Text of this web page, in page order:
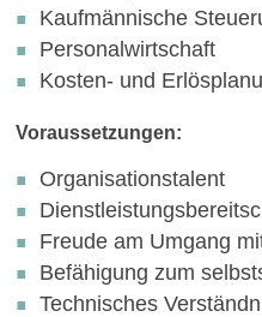
Kaufmännische
Personalwirtschaft
Kosten- und
Voraussetzungen:
Organisationstalent
Freude am Umgang
Befähigung zum
Technisches